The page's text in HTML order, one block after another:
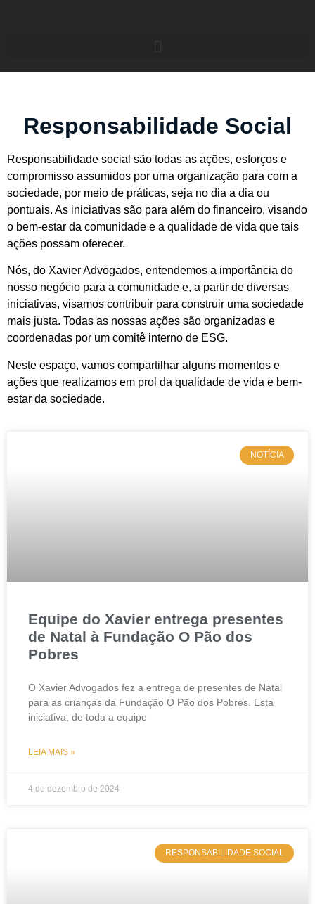
Responsabilidade Social
Responsabilidade social são todas as ações, esforços e
compromisso assumidos por uma organização para com a
sociedade, por meio de práticas, seja no dia a dia ou
pontuais. As iniciativas são para além do financeiro, visando
o bem-estar da comunidade e a qualidade de vida que tais
ações possam oferecer.
Nós, do Xavier Advogados, entendemos a importância do
nosso negócio para a comunidade e, a partir de diversas
iniciativas, visamos contribuir para construir uma sociedade
mais justa. Todas as nossas ações são organizadas e
coordenadas por um comitê interno de ESG.
Neste espaço, vamos compartilhar alguns momentos e
ações que realizamos em prol da qualidade de vida e bem-
estar da sociedade.
NOTÍCIA
Equipe do Xavier entrega presentes
de Natal à Fundação O Pão dos
Pobres
O Xavier Advogados fez a entrega de presentes de Natal
para as crianças da Fundação O Pão dos Pobres. Esta
iniciativa, de toda a equipe
LEIA MAIS »
4 de dezembro de 2024
RESPONSABILIDADE SOCIAL